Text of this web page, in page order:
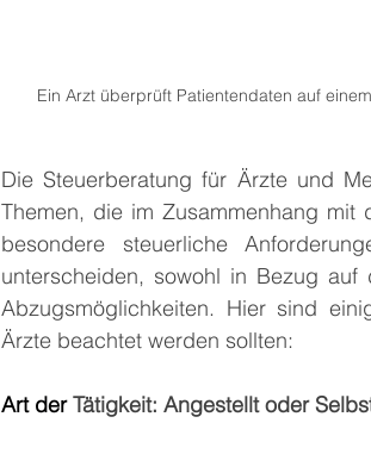
Ein Arzt überprüft Patientendaten auf
Die Steuerberatung für Ärzte und
Themen, die im Zusammenhang
besondere steuerliche
unterscheiden, sowohl in Bezug
Abzugsmöglichkeiten. Hier sind
Ärzte beachtet werden sollten:
Art der Tätigkeit: Angestellt oder